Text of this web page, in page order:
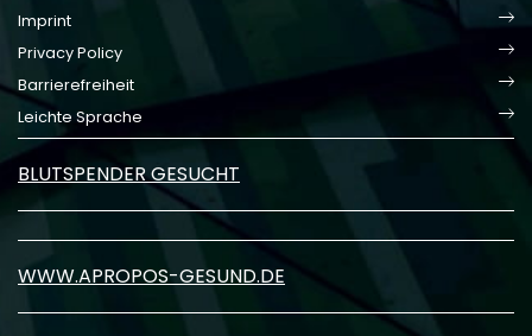
Imprint
Privacy Policy
Barrierefreiheit
Leichte Sprache
BLUTSPENDER GESUCHT
WWW.APROPOS-GESUND.DE